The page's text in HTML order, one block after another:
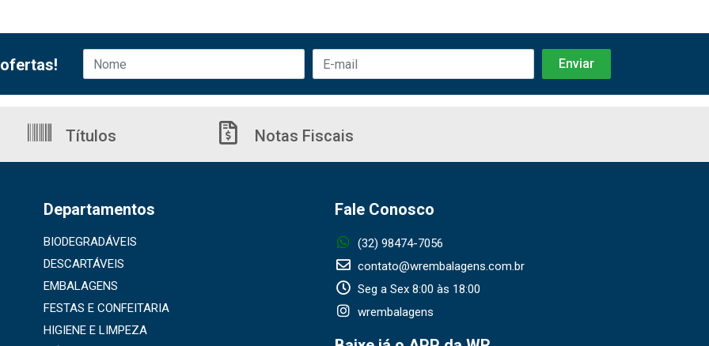
Títulos Notas Fiscais
Departamentos
BIODEGRADÁVEIS
DESCARTÁVEIS
EMBALAGENS
FESTAS E CONFEITARIA
HIGIENE E LIMPEZA
Fale Conosco
(32) 98474-7056
contato@wrembalagens.com.br
Seg a Sex 8:00 às 18:00
wrembalagens